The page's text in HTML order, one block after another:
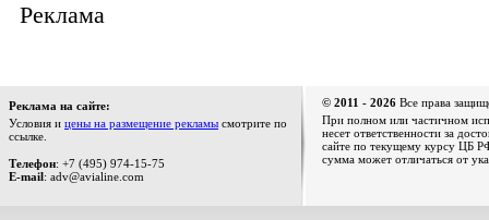
Реклама
Реклама на сайте:
Условия и цены на размещение рекламы смотрите по
ссылке.
Телефон: +7 (495) 974-15-75
E-mail: adv@avialine.com
© 2011 - 2026 Все права
При полном или частичном
несет ответственности за
сайте по текущему курсу ЦБ
сумма может отличаться от